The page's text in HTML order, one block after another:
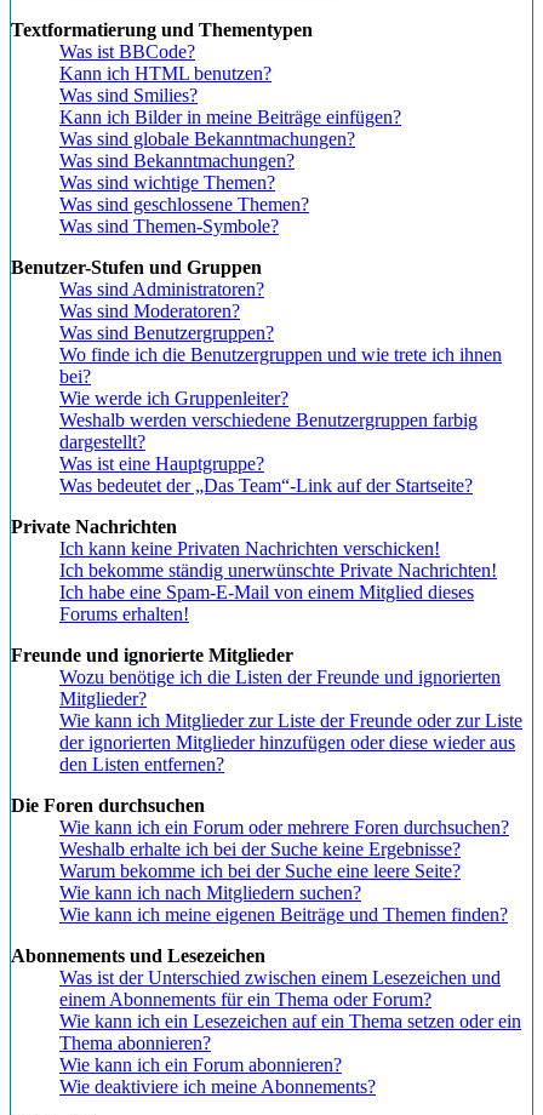
Textformatierung und Thementypen
Was ist BBCode?
Kann ich HTML benutzen?
Was sind Smilies?
Kann ich Bilder in meine Beiträge einfügen?
Was sind globale Bekanntmachungen?
Was sind Bekanntmachungen?
Was sind wichtige Themen?
Was sind geschlossene Themen?
Was sind Themen-Symbole?
Benutzer-Stufen und Gruppen
Was sind Administratoren?
Was sind Moderatoren?
Was sind Benutzergruppen?
Wo finde ich die Benutzergruppen und wie trete ich ihnen
bei?
Wie werde ich Gruppenleiter?
Weshalb werden verschiedene Benutzergruppen farbig
dargestellt?
Was ist eine Hauptgruppe?
Was bedeutet der „Das Team“-Link auf der Startseite?
Private Nachrichten
Ich kann keine Privaten Nachrichten verschicken!
Ich bekomme ständig unerwünschte Private Nachrichten!
Ich habe eine Spam-E-Mail von einem Mitglied dieses
Forums erhalten!
Freunde und ignorierte Mitglieder
Wozu benötige ich die Listen der Freunde und ignorierten
Mitglieder?
Wie kann ich Mitglieder zur Liste der Freunde oder zur Liste
der ignorierten Mitglieder hinzufügen oder diese wieder aus
den Listen entfernen?
Die Foren durchsuchen
Wie kann ich ein Forum oder mehrere Foren durchsuchen?
Weshalb erhalte ich bei der Suche keine Ergebnisse?
Warum bekomme ich bei der Suche eine leere Seite?
Wie kann ich nach Mitgliedern suchen?
Wie kann ich meine eigenen Beiträge und Themen finden?
Abonnements und Lesezeichen
Was ist der Unterschied zwischen einem Lesezeichen und
einem Abonnements für ein Thema oder Forum?
Wie kann ich ein Lesezeichen auf ein Thema setzen oder ein
Thema abonnieren?
Wie kann ich ein Forum abonnieren?
Wie deaktiviere ich meine Abonnements?